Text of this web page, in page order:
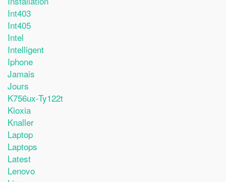
Int403
Int405
Intel
Intelligent
Iphone
Jamais
Jours
K756ux-Ty122t
Kioxia
Knaller
Laptop
Laptops
Latest
Lenovo